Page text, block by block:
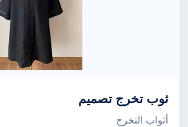
ثوب تخرج تصميم
أثواب التخرج